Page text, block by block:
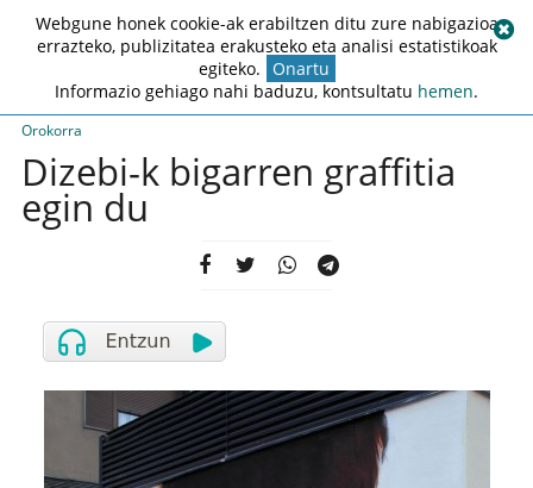
Orokorra
Dizebi-k bigarren graffitia
egin du
Webgune honek cookie-ak erabiltzen ditu zure nabigazioa
errazteko, publizitatea erakusteko eta analisi estatistikoak
egiteko. Onartu
Informazio gehiago nahi baduzu, kontsultatu hemen.